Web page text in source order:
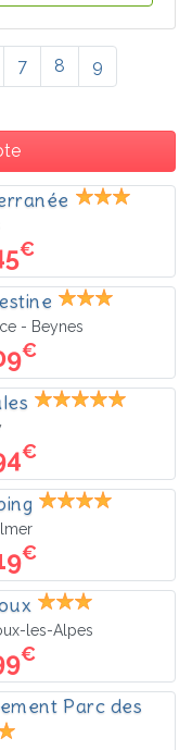
7 8 9
€
- Beynes
€
€
€
les-Alpes
€
Parc des